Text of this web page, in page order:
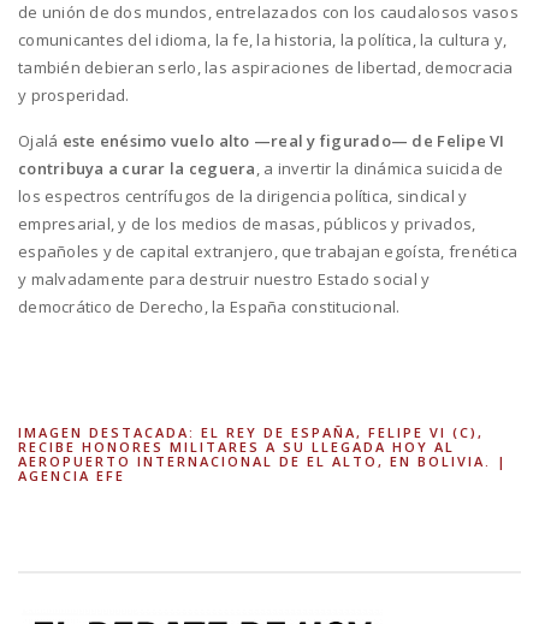
de unión de dos mundos, entrelazados con los caudalosos vasos
comunicantes del idioma, la fe, la historia, la política, la cultura y,
también debieran serlo, las aspiraciones de libertad, democracia
y prosperidad.
Ojalá este enésimo vuelo alto —real y figurado— de Felipe VI
contribuya a curar la ceguera, a invertir la dinámica suicida de
los espectros centrífugos de la dirigencia política, sindical y
empresarial, y de los medios de masas, públicos y privados,
españoles y de capital extranjero, que trabajan egoísta, frenética
y malvadamente para destruir nuestro Estado social y
democrático de Derecho, la España constitucional.
IMAGEN DESTACADA: EL REY DE ESPAÑA, FELIPE VI (C),
RECIBE HONORES MILITARES A SU LLEGADA HOY AL
AEROPUERTO INTERNACIONAL DE EL ALTO, EN BOLIVIA. |
AGENCIA EFE